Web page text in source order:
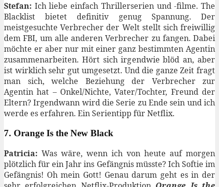
Stefan: Ich liebe einfach Thrillerserien und -filme. The
Blacklist bietet definitiv genug Spannung. Der
meistgesuchte Verbrecher der Welt stellt sich freiwillig
dem FBI, um alle anderen Verbrecher zu fangen. Dabei
möchte er aber nur mit einer ganz bestimmten Agentin
zusammenarbeiten. Hört sich irgendwie blöd an, aber
ist wirklich sehr gut umgesetzt. Und die ganze Zeit fragt
man sich, welche Beziehung der Verbrecher zur
Agentin hat – Onkel/Nichte, Vater/Tochter, Freund der
Eltern? Irgendwann wird die Serie zu Ende sein und ich
werde es erfahren. Ein Serientipp für Netflix.
7. Orange Is the New Black
Patricia: Was wäre, wenn ich von heute auf morgen
plötzlich für ein Jahr ins Gefängnis müsste? Ich Softie im
Gefängnis! Oh mein Gott! Genau darum geht es in der